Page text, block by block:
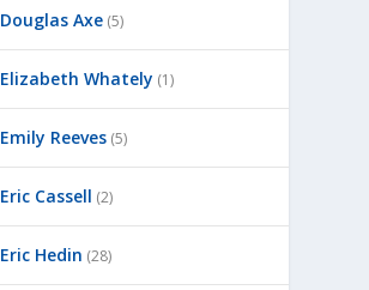
Douglas Axe (5)
Elizabeth Whately (1)
Emily Reeves (5)
Eric Cassell (2)
Eric Hedin (28)